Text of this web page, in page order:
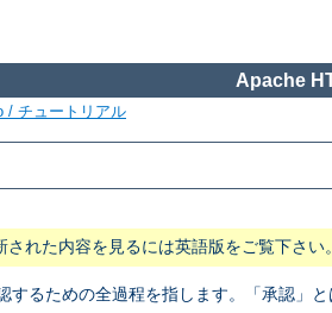
Apache
/ チュートリアル
れた内容を見るには英語版をご覧下さい。
するための全過程を指します。「承認」